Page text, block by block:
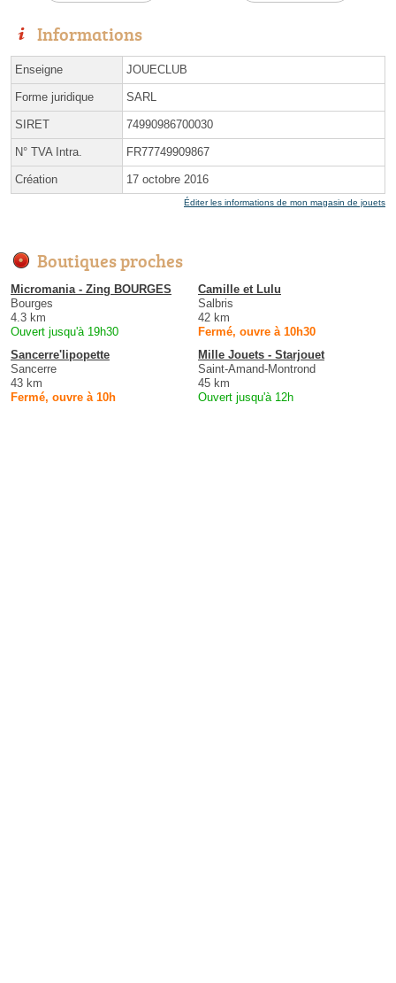
Informations
Enseigne JOUECLUB
Forme juridique SARL
SIRET 74990986700030
N° TVA Intra. FR77749909867
Création 17 octobre 2016
Éditer les informations de mon magasin de jouets
Boutiques proches
Micromania - Zing BOURGES
Bourges
4.3 km
Ouvert jusqu'à 19h30
Camille et Lulu
Salbris
42 km
Fermé, ouvre à 10h30
Sancerre'lipopette
Sancerre
43 km
Fermé, ouvre à 10h
Mille Jouets - Starjouet
Saint-Amand-Montrond
45 km
Ouvert jusqu'à 12h